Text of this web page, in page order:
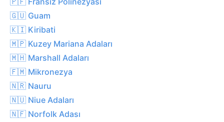
🇬🇺 Guam
🇰🇮 Kiribati
🇲🇵 Kuzey Mariana Adaları
🇲🇭 Marshall Adaları
🇫🇲 Mikronezya
🇳🇷 Nauru
🇳🇺 Niue Adaları
🇳🇫 Norfolk Adası